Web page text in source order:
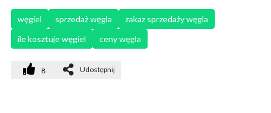
węgiel sprzedaż węgla
zakaz sprzedaży węgla
ile kosztuje węgiel
ceny węgla
8 Udostępnij